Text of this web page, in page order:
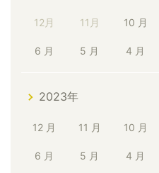
12月 11月 10 月
6 月 5 月 4 月
2023年
12 月 11 月 10 月
6 月 5 月 4 月